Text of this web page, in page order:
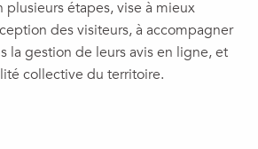
étapes, vise à mieux
des visiteurs, à accompagner
la gestion de leurs avis en ligne, et
collective du territoire.